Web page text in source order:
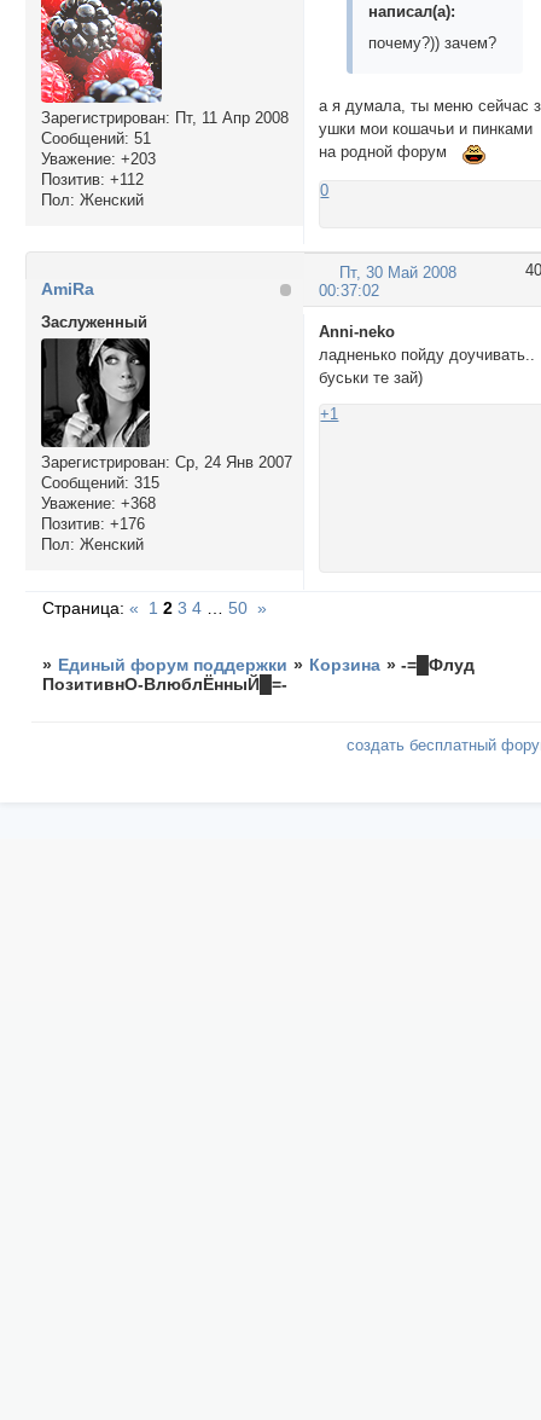
Зарегистрирован: Пт, 11 Апр 2008
Сообщений: 51
Уважение: +203
Позитив: +112
Пол: Женский
написал(а):
почему?)) зачем?
а я думала, ты меню сейчас
ушки мои кошачьи и пинками
на родной форум
0
40
Пт, 30 Май 2008
00:37:02
AmiRa
Заслуженный
Зарегистрирован: Ср, 24 Янв 2007
Сообщений: 315
Уважение: +368
Позитив: +176
Пол: Женский
Anni-neko
ладненько пойду доучивать..
буськи те зай)
+1
Страница:« 1 2 3 4 … 50 »
» Единый форум поддержки » Корзина »-=█Флуд
ПозитивнО-ВлюблЁнныЙ█=-
создать бесплатный